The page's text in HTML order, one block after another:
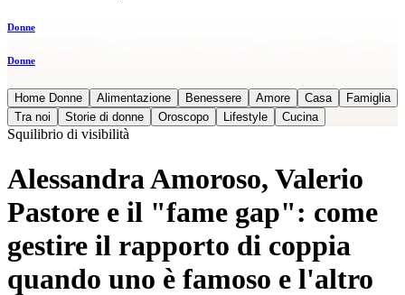
Donne
Donne
Home Donne Alimentazione Benessere Amore Casa
Famiglia
Tra noi
Storie di donne Oroscopo Lifestyle Cucina
Squilibrio di visibilità
Alessandra Amoroso, Valerio
Pastore e il "fame gap": come
gestire il rapporto di coppia
quando uno è famoso e l'altro